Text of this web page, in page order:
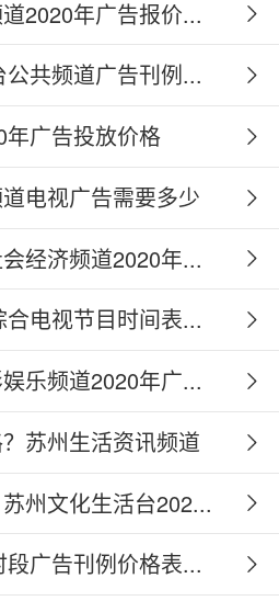
2020年广告报价...
共频道广告刊例...
广告投放价格
电视广告需要多少
经济频道2020年...
电视节目时间表...
乐频道2020年广...
苏州生活资讯频道
州文化生活台202...
广告刊例价格表...